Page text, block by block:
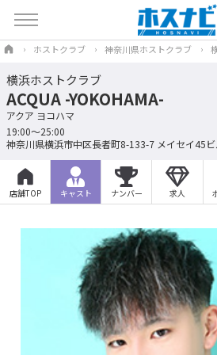
ホストクラブ 神奈川県ホストクラブ
横浜ホストクラブ
ACQUA -YOKOHAMA-
アクア ヨコハマ
19:00～25:00
神奈川県横浜市中区長者町8-133-7 メイセイ45ビ
店舗TOP キャスト ナンバー 求人